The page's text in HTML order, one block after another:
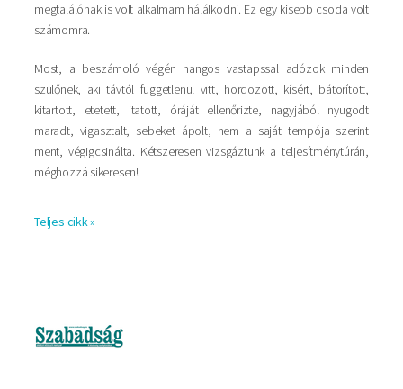
megtalálónak is volt alkalmam hálálkodni. Ez egy kisebb csoda volt
számomra.
Most, a beszámoló végén hangos vastapssal adózok minden
szülőnek, aki távtól függetlenül vitt, hordozott, kísért, bátorított,
kitartott, etetett, itatott, óráját ellenőrizte, nagyjából nyugodt
maradt, vigasztalt, sebeket ápolt, nem a saját tempója szerint
ment, végigcsinálta. Kétszeresen vizsgáztunk a teljesítménytúrán,
méghozzá sikeresen!
Teljes cikk »